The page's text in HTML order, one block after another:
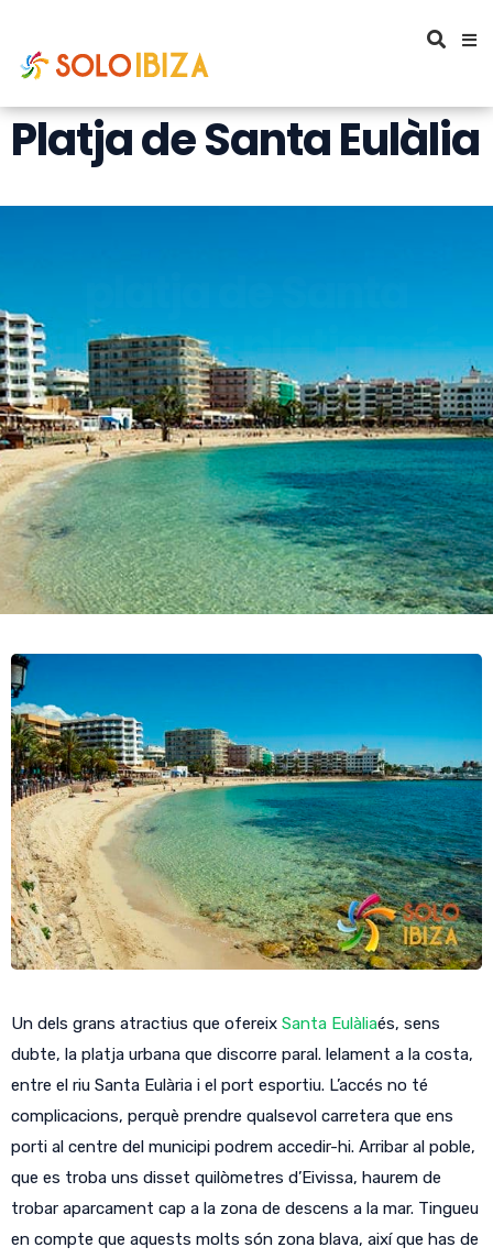
Platja de Santa Eulàlia
Eulàlia. La platja més
urbana del municipi
la platja de Santa Eulàlia creua el
passeig de la localitat
Un dels grans atractius que ofereix Santa Eulàliaés, sens
dubte, la platja urbana que discorre paral. lelament a la costa,
entre el riu Santa Eulària i el port esportiu. L’accés no té
complicacions, perquè prendre qualsevol carretera que ens
porti al centre del municipi podrem accedir-hi. Arribar al poble,
que es troba uns disset quilòmetres d’Eivissa, haurem de
trobar aparcament cap a la zona de descens a la mar. Tingueu
en compte que aquests molts són zona blava, així que has de